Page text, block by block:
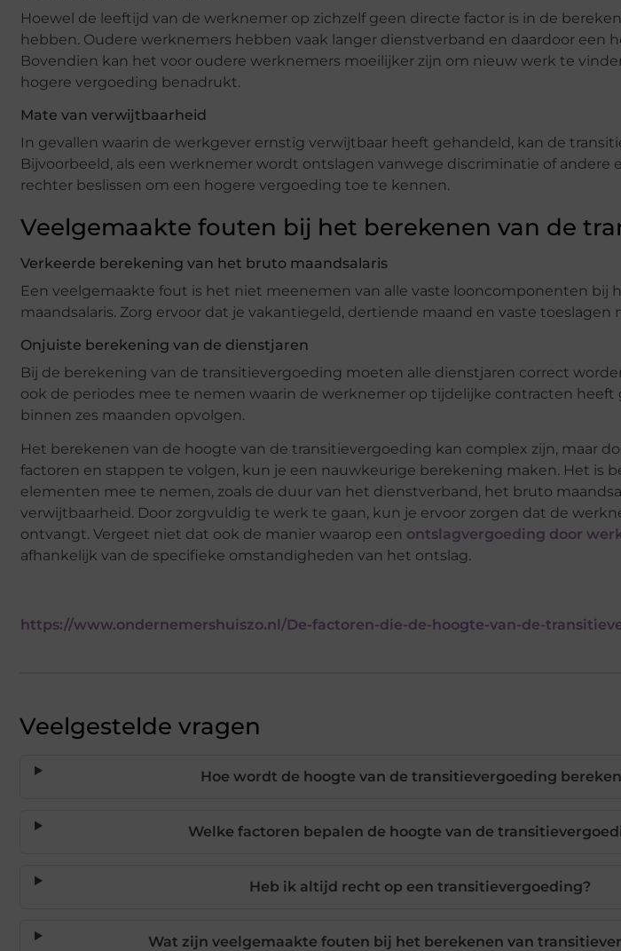
Hoewel de leeftijd van de werknemer op zichzelf geen directe factor is in de
hebben. Oudere werknemers hebben vaak langer dienstverband en daardoor een
Bovendien kan het voor oudere werknemers moeilijker zijn om nieuw werk te
hogere vergoeding benadrukt.
Mate van verwijtbaarheid
In gevallen waarin de werkgever ernstig verwijtbaar heeft gehandeld, kan de
Bijvoorbeeld, als een werknemer wordt ontslagen vanwege discriminatie of andere
rechter beslissen om een hogere vergoeding toe te kennen.
Veelgemaakte fouten bij het berekenen van de
Verkeerde berekening van het bruto maandsalaris
Een veelgemaakte fout is het niet meenemen van alle vaste looncomponenten bij
maandsalaris. Zorg ervoor dat je vakantiegeld, dertiende maand en vaste toeslagen
Onjuiste berekening van de dienstjaren
Bij de berekening van de transitievergoeding moeten alle dienstjaren correct
ook de periodes mee te nemen waarin de werknemer op tijdelijke contracten heeft
binnen zes maanden opvolgen.
Het berekenen van de hoogte van de transitievergoeding kan complex zijn, maar
factoren en stappen te volgen, kun je een nauwkeurige berekening maken. Het is
elementen mee te nemen, zoals de duur van het dienstverband, het bruto
verwijtbaarheid. Door zorgvuldig te werk te gaan, kun je ervoor zorgen dat de
ontvangt. Vergeet niet dat ook de manier waarop een ontslagvergoeding door
afhankelijk van de specifieke omstandigheden van het ontslag.
https://www.ondernemershuiszo.nl/De-factoren-die-de-hoogte-van-de-
Veelgestelde vragen
Hoe wordt de hoogte van de transitievergoeding
Welke factoren bepalen de hoogte van de
Heb ik altijd recht op een transitievergoeding?
Wat zijn veelgemaakte fouten bij het berekenen van